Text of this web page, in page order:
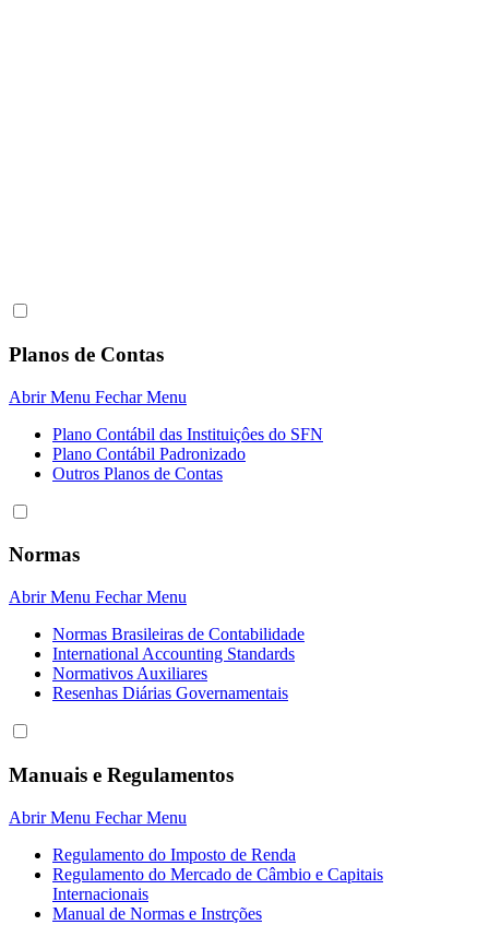
Planos de Contas
Abrir Menu Fechar Menu
Plano Contábil das Instituiçôes do SFN
Plano Contábil Padronizado
Outros Planos de Contas
Normas
Abrir Menu Fechar Menu
Normas Brasileiras de Contabilidade
International Accounting Standards
Normativos Auxiliares
Resenhas Diárias Governamentais
Manuais e Regulamentos
Abrir Menu Fechar Menu
Regulamento do Imposto de Renda
Regulamento do Mercado de Câmbio e Capitais
Internacionais
Manual de Normas e Instrções